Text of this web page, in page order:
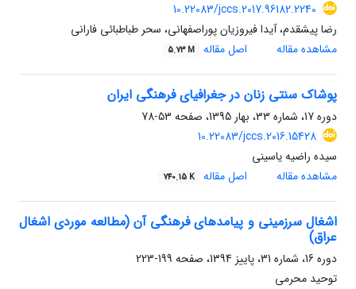
10.22083/jccs.2017.96182.2240
رضا پیشقدم، آیدا فیروزیان پوراصفهانی، سحر طباطبائی فارانی
مشاهده مقاله
اصل مقاله 5.73 M
پوشاک سنتی زنان در جغرافیای فرهنگی ایران
دوره 17، شماره 33، بهار 1395، صفحه
53-78
10.22083/jccs.2016.15428
سیده راضیه یاسینی
مشاهده مقاله
اصل مقاله 740.15 K
اشغال سرزمینی و پیامدهای فرهنگی آن (مطالعه موردی اشغال
عراق)
دوره 16، شماره 31، پاییز 1394، صفحه
199-223
توحید محرمی